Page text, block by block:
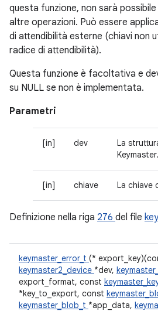
questa funzione, non sarà
altre operazioni. Può essere
di attendibilità esterne (chiavi non
radice di attendibilità).
Questa funzione è facoltativa e
su NULL se non è implementata.
Parametri
[in] dev
La
Keymaster.
[in] chiave La chiave
Definizione nella riga 276 del file
keymaster_error_t (*
keymaster2_device *dev,
export_format, const
*key_to_export, const
keymaster_blob_t *app_data,